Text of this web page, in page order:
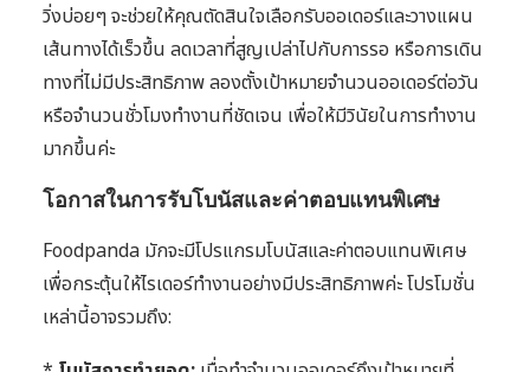
วิ่งบ่อยๆ จะช่วยให้คุณตัดสินใจเลือกรับออเดอร์และวางแผน
เส้นทางได้เร็วขึ้น ลดเวลาที่สูญเปล่าไปกับการรอ หรือการเดิน
ทางที่ไม่มีประสิทธิภาพ ลองตั้งเป้าหมายจำนวนออเดอร์ต่อวัน
หรือจำนวนชั่วโมงทำงานที่ชัดเจน เพื่อให้มีวินัยในการทำงาน
มากขึ้นค่ะ
โอกาสในการรับโบนัสและค่าตอบแทนพิเศษ
Foodpanda มักจะมีโปรแกรมโบนัสและค่าตอบแทนพิเศษ
เพื่อกระตุ้นให้ไรเดอร์ทำงานอย่างมีประสิทธิภาพค่ะ โปรโมชั่น
เหล่านี้อาจรวมถึง: